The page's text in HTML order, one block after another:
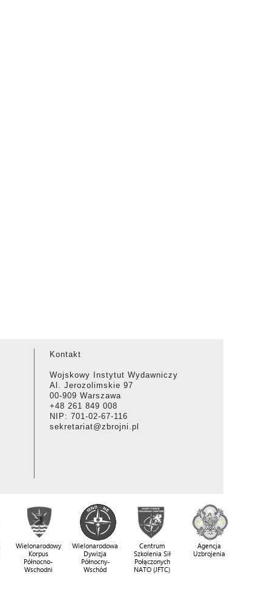
Kontakt
Wojskowy Instytut Wydawniczy
Al. Jerozolimskie 97
00-909 Warszawa
+48 261 849 008
NIP: 701-02-67-116
sekretariat@zbrojni.pl
Wielonarodowy
Korpus
Północno-
Wschodni
Wielonarodowa
Dywizja
Północny-
Wschód
Centrum
Szkolenia Sił
Połączonych
NATO (JFTC)
Agencja
Uzbrojenia